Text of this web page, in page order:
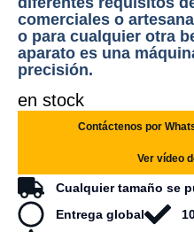
comerciales o
o para cualquier otra
aparato es una
precisión.
en stock
Contáctenos por
Ver vídeo
Cualquier tamaño se
Entrega global